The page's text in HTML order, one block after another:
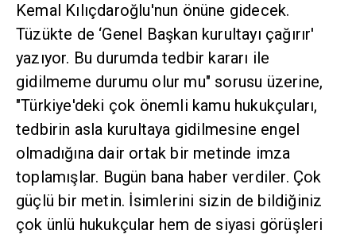
Kemal Kılıçdaroğlu'nun önüne gidecek.
Tüzükte de ‘Genel Başkan kurultayı çağırır'
yazıyor. Bu durumda tedbir kararı ile
gidilmeme durumu olur mu" sorusu üzerine,
"Türkiye'deki çok önemli kamu hukukçuları,
tedbirin asla kurultaya gidilmesine engel
olmadığına dair ortak bir metinde imza
toplamışlar. Bugün bana haber verdiler. Çok
güçlü bir metin. İsimlerini sizin de bildiğiniz
çok ünlü hukukçular hem de siyasi görüşleri